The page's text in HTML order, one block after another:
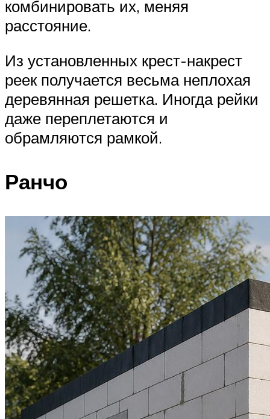
комбинировать их, меняя
расстояние.
Из установленных крест-накрест
реек получается весьма неплохая
деревянная решетка. Иногда рейки
даже переплетаются и
обрамляются рамкой.
Ранчо